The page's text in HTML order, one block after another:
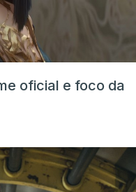
oficial e foco da